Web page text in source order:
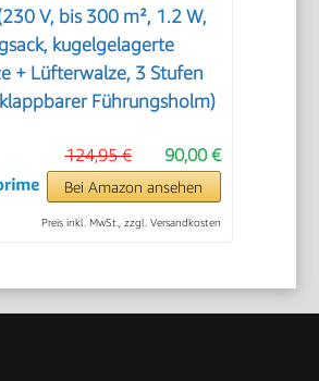
V, bis 300 m², 1.2 W,
kugelgelagerte
+ Lüfterwalze, 3 Stufen
Führungsholm)
90,00 €
124,95 €
Bei Amazon ansehen
Preis inkl. MwSt., zzgl. Versandkosten